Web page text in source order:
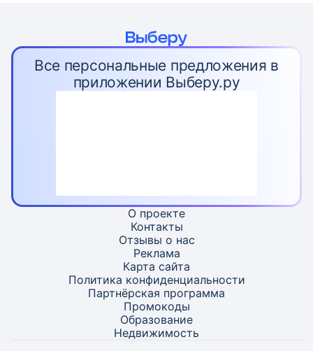
Все персональные предложения в
приложении Выберу.ру
О проекте
Контакты
Отзывы о нас
Реклама
Карта сайта
Политика конфиденциальности
Партнёрская программа
Промокоды
Образование
Недвижимость